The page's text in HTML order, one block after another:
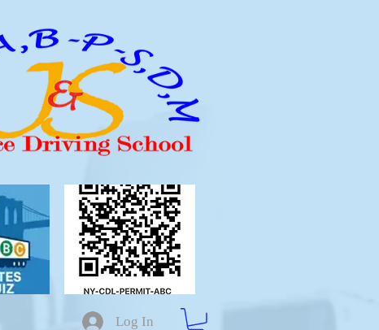
Log In